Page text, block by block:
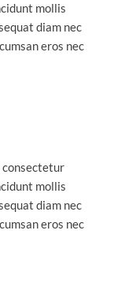
mollis
diam nec
eros nec
consectetur
mollis
diam nec
eros nec